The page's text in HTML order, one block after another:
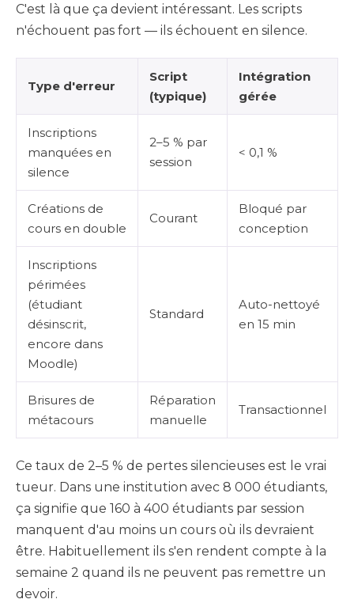
C'est là que ça devient intéressant. Les scripts
n'échouent pas fort — ils échouent en silence.
Type d'erreur
Script
(typique)
Intégration
gérée
Inscriptions
manquées en
silence
2–5 % par
session
< 0,1 %
Créations de
cours en double
Courant
Bloqué par
conception
Inscriptions
périmées
(étudiant
désinscrit,
encore dans
Moodle)
Standard
Auto-nettoyé
en 15 min
Brisures de
métacours
Réparation
manuelle
Transactionnel
Ce taux de 2–5 % de pertes silencieuses est le vrai
tueur. Dans une institution avec 8 000 étudiants,
ça signifie que 160 à 400 étudiants par session
manquent d'au moins un cours où ils devraient
être. Habituellement ils s'en rendent compte à la
semaine 2 quand ils ne peuvent pas remettre un
devoir.